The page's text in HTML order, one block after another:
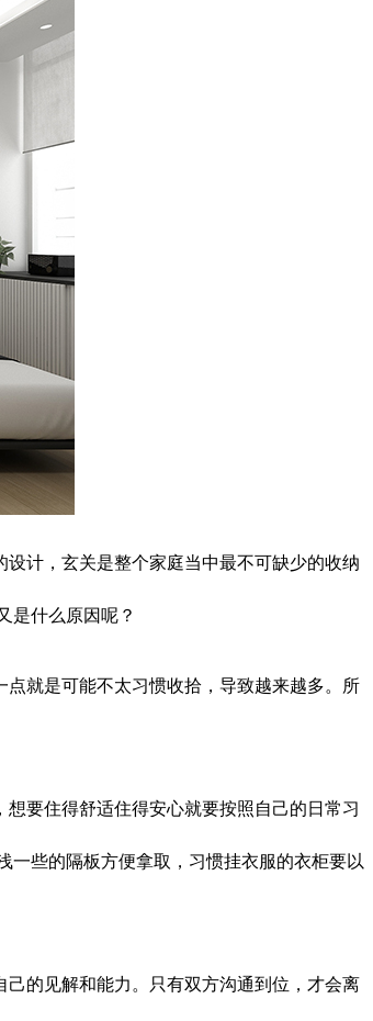
计，玄关是整个家庭当中最不可缺少的收纳
是什么原因呢？
就是可能不太习惯收拾，导致越来越多。所
要住得舒适住得安心就要按照自己的日常习
一些的隔板方便拿取，习惯挂衣服的衣柜要以
的见解和能力。只有双方沟通到位，才会离